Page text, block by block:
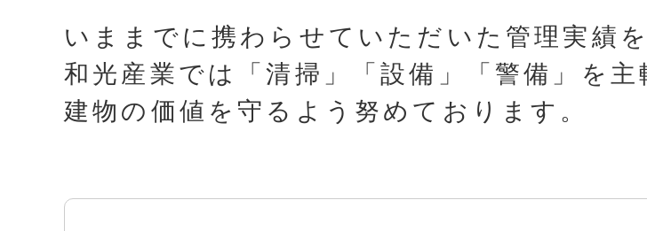
いままでに携わらせていただいた管理実績
和光産業では「清掃」「設備」「警備」を主
建物の価値を守るよう努めております。